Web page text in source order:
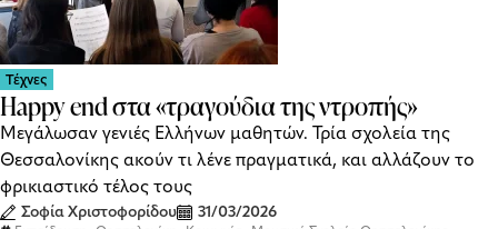
Τέχνες
Happy end στα «τραγούδια της ντροπής»
Μεγάλωσαν γενιές Ελλήνων μαθητών. Τρία σχολεία της
Θεσσαλονίκης ακούν τι λένε πραγματικά, και αλλάζουν το
φρικιαστικό τέλος τους
Σοφία Χριστοφορίδου 31/03/2026